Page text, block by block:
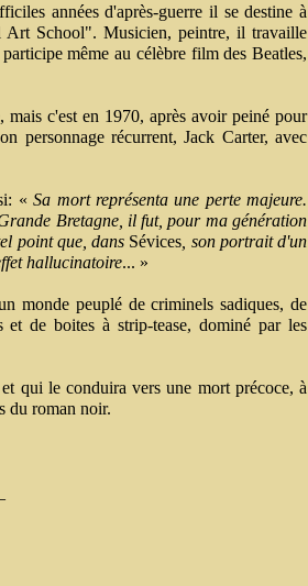
années d'après-guerre il se destine à
Art School". Musicien, peintre, il travaille
même au célèbre film des Beatles,
c'est en 1970, après avoir peiné pour
personnage récurrent, Jack Carter, avec
«Sa mort représenta une perte majeure.
Bretagne, il fut, pour ma génération
point que, dans Sévices , son portrait d'un
hallucinatoire... »
monde peuplé de criminels sadiques, de
de boites à strip-tease, dominé par les
qui le conduira vers une mort précoce, à
du roman noir.